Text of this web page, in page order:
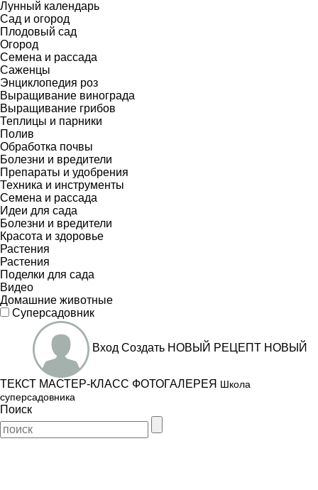
Лунный календарь
Сад и огород
Плодовый сад
Огород
Семена и рассада
Саженцы
Энциклопедия роз
Выращивание винограда
Выращивание грибов
Теплицы и парники
Полив
Обработка почвы
Болезни и вредители
Препараты и удобрения
Техника и инструменты
Семена и рассада
Идеи для сада
Болезни и вредители
Красота и здоровье
Растения
Растения
Поделки для сада
Видео
Домашние животные
Суперсадовник
Вход Создать НОВЫЙ РЕЦЕПТ НОВЫЙ
ТЕКСТ МАСТЕР-КЛАСС ФОТОГАЛЕРЕЯ Школа
суперсадовника
Поиск